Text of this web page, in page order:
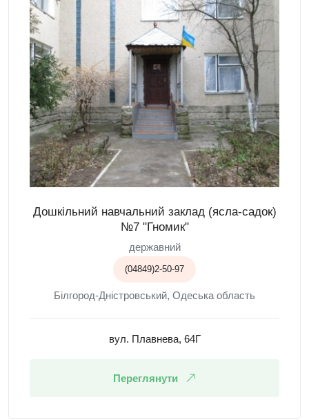
Дошкільний навчальний заклад (ясла-садок)
№7 "Гномик"
державний
(04849)2-50-97
Білгород-Дністровський, Одеська область
вул. Плавнева, 64Г
Переглянути